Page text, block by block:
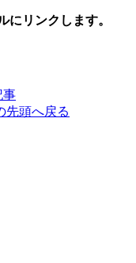
にリンクします。
事
先頭へ戻る